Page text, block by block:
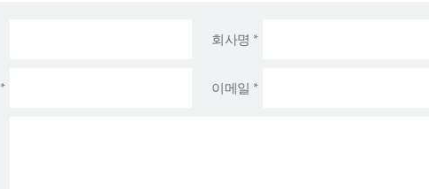
리, 머신 러닝 및 AI 툴을 이용한 데이터 추출
Process Mining)
용하여 단순 및 다중 레벨 프로세스, 태스크 플로우 및 비즈니스 규칙 파악
, 자동화 결과, 원인 분석 후 대시보드에 결과 표시
축을 통한 개선사항 시뮬레이션
회사명 *
이메일 *